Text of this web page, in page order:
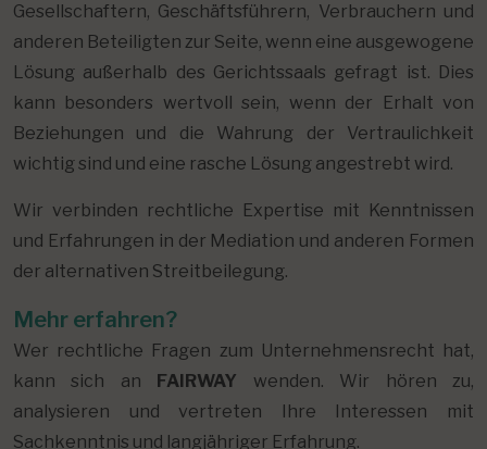
Gesellschaftern, Geschäftsführern, Verbrauchern und
anderen Beteiligten zur Seite, wenn eine ausgewogene
Lösung außerhalb des Gerichtssaals gefragt ist. Dies
kann besonders wertvoll sein, wenn der Erhalt von
Beziehungen und die Wahrung der Vertraulichkeit
wichtig sind und eine rasche Lösung angestrebt wird.
Wir verbinden rechtliche Expertise mit Kenntnissen
und Erfahrungen in der Mediation und anderen Formen
der alternativen Streitbeilegung.
Mehr erfahren?
Wer rechtliche Fragen zum Unternehmensrecht hat,
kann sich an
FAIRWAY wenden. Wir hören zu,
analysieren und vertreten Ihre Interessen mit
Sachkenntnis und langjähriger Erfahrung.